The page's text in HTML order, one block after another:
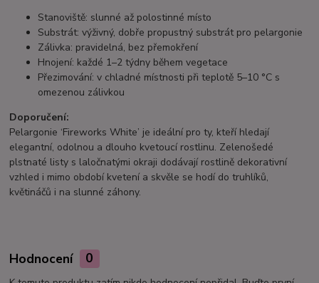
Stanoviště: slunné až polostinné místo
Substrát: výživný, dobře propustný substrát pro pelargonie
Zálivka: pravidelná, bez přemokření
Hnojení: každé 1–2 týdny během vegetace
Přezimování: v chladné místnosti při teplotě 5–10 °C s
omezenou zálivkou
Doporučení:
Pelargonie ‘Fireworks White’ je ideální pro ty, kteří hledají
elegantní, odolnou a dlouho kvetoucí rostlinu. Zelenošedé
plstnaté listy s laločnatými okraji dodávají rostlině dekorativní
vzhled i mimo období kvetení a skvěle se hodí do truhlíků,
květináčů i na slunné záhony.
Hodnocení 0